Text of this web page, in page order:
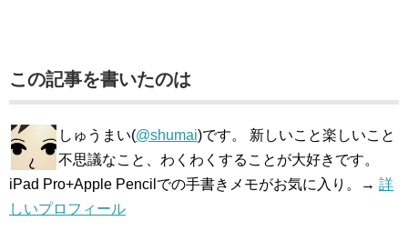
この記事を書いたのは
しゅうまい(@shumai)です。 新しいこと楽しいこと
不思議なこと、わくわくすることが大好きです。
iPad Pro+Apple Pencilでの手書きメモがお気に入り。→ 詳
しいプロフィール